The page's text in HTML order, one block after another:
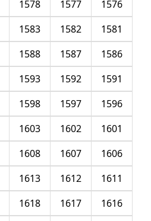
1576
1577
1578
1581
1582
1583
1586
1587
1588
1591
1592
1593
1596
1597
1598
1601
1602
1603
1606
1607
1608
1611
1612
1613
1616
1617
1618